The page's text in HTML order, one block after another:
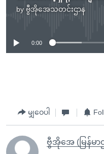
by ဗွီအိုအေသတင်းဌာန
No media
0:00
မျှဝေပါ
ဗွီအိုအေ (မြန်မာ